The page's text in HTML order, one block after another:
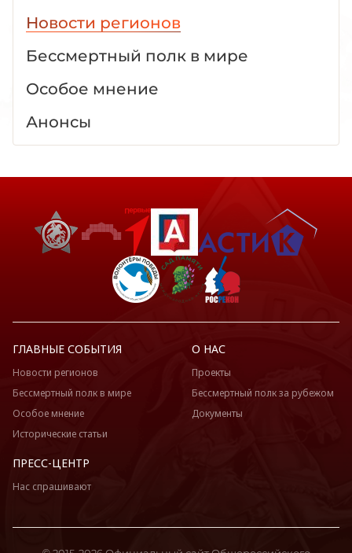
Новости регионов
Бессмертный полк в мире
Особое мнение
Анонсы
ГЛАВНЫЕ СОБЫТИЯ
Новости регионов
Бессмертный полк в мире
Особое мнение
Исторические статьи
О НАС
Проекты
Бессмертный полк за рубежом
Документы
ПРЕСС-ЦЕНТР
Нас спрашивают